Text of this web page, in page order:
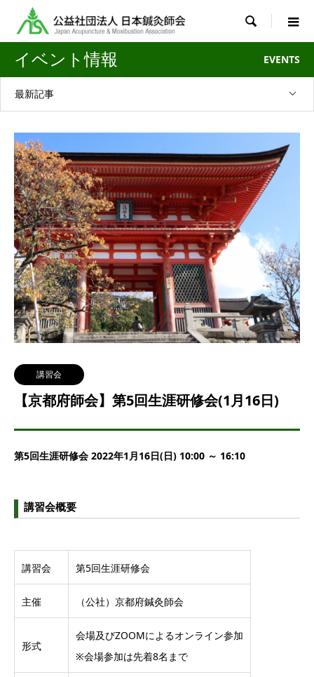

イベント情報 EVENTS
最新記事
講習会
【京都府師会】第5回生涯研修会(1月16日)
第5回生涯研修会 2022年1月16日(日) 10:00 ～ 16:10
講習会概要
講習会 第5回生涯研修会
主催 （公社）京都府鍼灸師会
形式
会場及びZOOMによるオンライン参加
※会場参加は先着8名まで